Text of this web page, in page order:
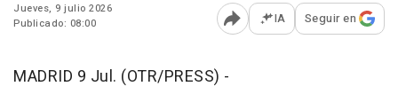
Jueves, 9 julio 2026
Publicado: 08:00
Abrir opciones para
IA Seguir en
MADRID 9 Jul. (OTR/PRESS) -